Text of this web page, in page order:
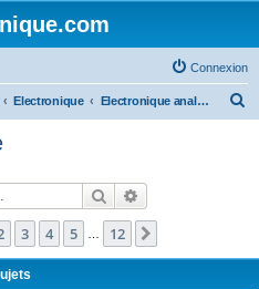
Connexion
Electronique Electronique analogique
c
Rechercher
12
3 4 5 12